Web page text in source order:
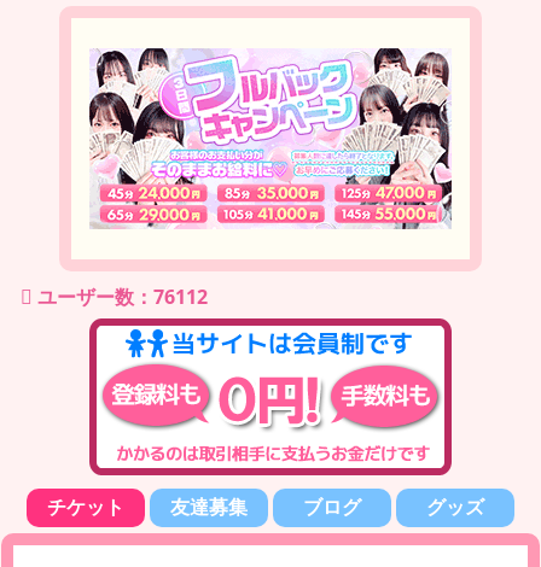
ユーザー数：76112
チケット 友達募集 ブログ グッズ